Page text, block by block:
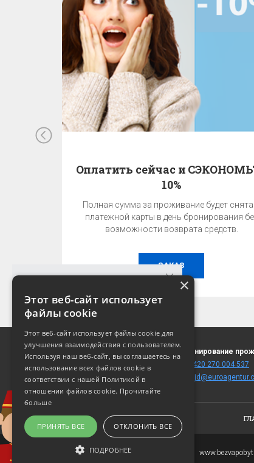
ГАРАНТИЯ ЛУЧШЕЙ ЦЕНЫ!
Лучшую цену можно получить только при
бронировании на этом сайте!
УЗНАТЬ ЦЕНУ И НАЛИЧИЕ
Оплатить сейчас и
10%
Полная сумма за проживание будет снята
платежной карты в день бронирования
возможности возврата средств.
ЗАКАЗ
Jelení 197/7
118 00 Praha 1
(карта)
Бронирование
+420 270 004 537
Copyright © 2007-2026
×
Этот веб-сайт использует
файлы cookie
Этот веб-сайт использует файлы cookie для
улучшения взаимодействия с пользователем.
Используя наш веб-сайт, вы соглашаетесь на
использование всех файлов cookie в
соответствии с нашей Политикой в ​​
отношении файлов cookie. Прочитайте
больше
ПРИНЯТЬ ВСЕ ОТКЛОНИТЬ ВСЕ
ПОДРОБНЕЕ